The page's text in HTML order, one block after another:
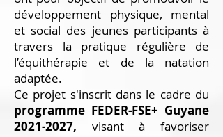
développement physique, mental
et social des jeunes participants à
travers la pratique régulière de
l’équithérapie et de la natation
adaptée.
Ce projet s'inscrit dans le cadre du
programme FEDER-FSE+ Guyane
2021-2027, visant à favoriser